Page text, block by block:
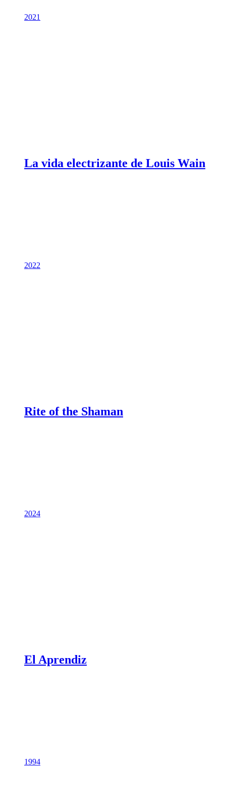
2021
La vida electrizante de Louis Wain
2022
Rite of the Shaman
2024
El Aprendiz
1994